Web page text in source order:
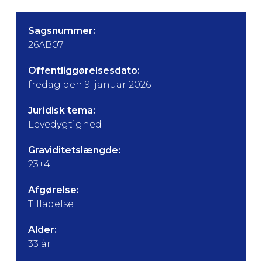
Sagsnummer:
26AB07
Offentliggørelsesdato:
fredag den 9. januar 2026
Juridisk tema:
Levedygtighed
Graviditetslængde:
23+4
Afgørelse:
Tilladelse
Alder:
33 år